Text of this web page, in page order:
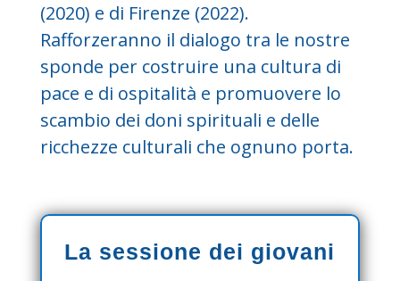
(2020) e di Firenze (2022).
Rafforzeranno il dialogo tra le nostre
sponde per costruire una cultura di
pace e di ospitalità e promuovere lo
scambio dei doni spirituali e delle
ricchezze culturali che ognuno porta.
La sessione dei giovani